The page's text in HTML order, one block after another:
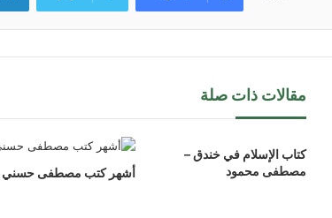
مقالات ذات صلة
كتاب الإسلام في خندق –
مصطفى محمود
أشهر كتب مصطفى حسني